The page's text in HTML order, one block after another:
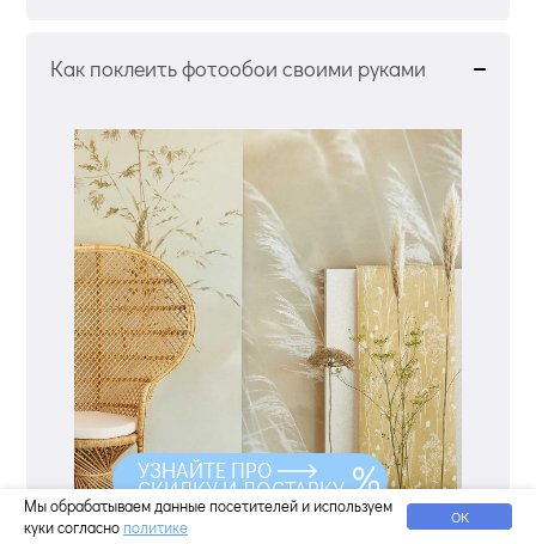
Как поклеить фотообои своими руками
Мы обрабатываем данные посетителей и используем
куки согласно политике ОК
УЗНАЙТЕ ПРО
СКИДКУ И ДОСТАВКУ